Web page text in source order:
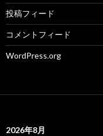
投稿フィード
コメントフィード
WordPress.org
2026年8月